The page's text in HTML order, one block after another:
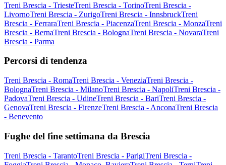
Treni Brescia - TriesteTreni Brescia - TorinoTreni Brescia -
LivornoTreni Brescia - ZurigoTreni Brescia - InnsbruckTreni
Brescia - FerraraTreni Brescia - PiacenzaTreni Brescia - MonzaTreni
Brescia - BernaTreni Brescia - BolognaTreni Brescia - NovaraTreni
Brescia - Parma
Percorsi di tendenza
Treni Brescia - RomaTreni Brescia - VeneziaTreni Brescia -
BolognaTreni Brescia - MilanoTreni Brescia - NapoliTreni Brescia -
PadovaTreni Brescia - UdineTreni Brescia - BariTreni Brescia -
GenovaTreni Brescia - FirenzeTreni Brescia - AnconaTreni Brescia
- Benevento
Fughe del fine settimana da Brescia
Treni Brescia - TarantoTreni Brescia - ParigiTreni Brescia -